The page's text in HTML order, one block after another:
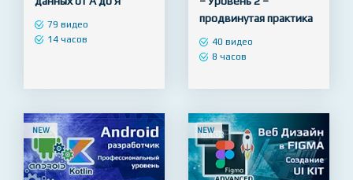
    
     5
Алгоритмы и структуры
данных от А до Я
   
   
Adobe Illustrator с нуля
– Уровень 2 –
продвинутая практика
NEW NEW